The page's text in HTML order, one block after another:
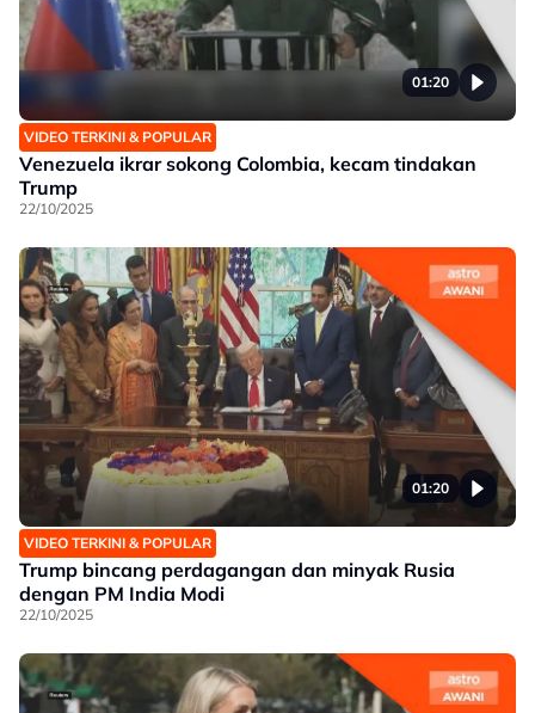
01:20
VIDEO TERKINI & POPULAR
Venezuela ikrar sokong Colombia, kecam tindakan
Trump
22/10/2025
01:20
VIDEO TERKINI & POPULAR
Trump bincang perdagangan dan minyak Rusia
dengan PM India Modi
22/10/2025